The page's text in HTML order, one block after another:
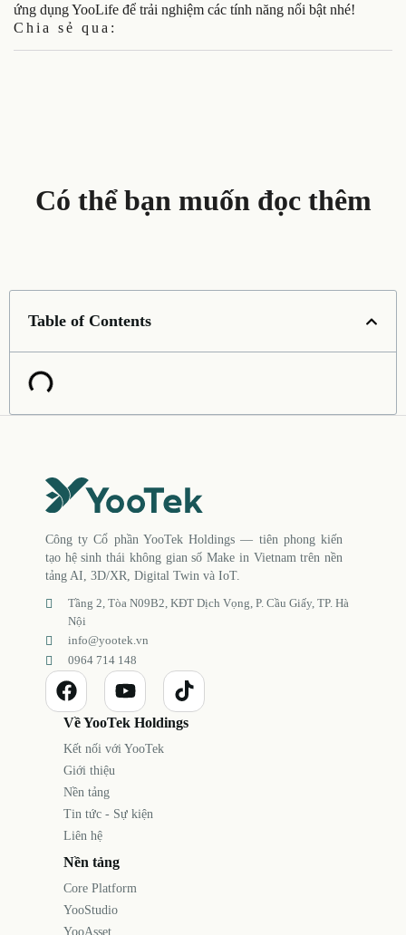
ứng dụng YooLife để trải nghiệm các tính năng nổi bật nhé!
Chia sẻ qua:
Có thể bạn muốn đọc thêm
Table of Contents
Công ty Cổ phần YooTek Holdings — tiên phong kiến
tạo hệ sinh thái không gian số Make in Vietnam trên nền
tảng AI, 3D/XR, Digital Twin và IoT.
Tầng 2, Tòa N09B2, KĐT Dịch Vọng, P. Cầu Giấy, TP. Hà
Nội
info@yootek.vn
0964 714 148
Về YooTek Holdings
Kết nối với YooTek
Giới thiệu
Nền tảng
Tin tức - Sự kiện
Liên hệ
Nền tảng
Core Platform
YooStudio
YooAsset